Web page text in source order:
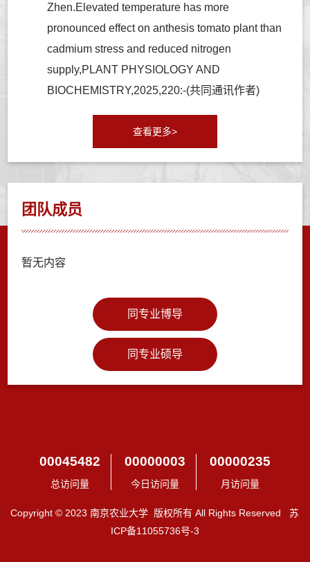
Zhen.Elevated temperature has more
pronounced effect on anthesis tomato plant than
cadmium stress and reduced nitrogen
supply,PLANT PHYSIOLOGY AND
BIOCHEMISTRY,2025,220:-(共同通讯作者)
查看更多>
团队成员
暂无内容
同专业博导
同专业硕导
00045482
总访问量
00000003
今日访问量
00000235
月访问量
Copyright © 2023 南京农业大学 版权所有 All Rights Reserved 苏
ICP备11055736号-3